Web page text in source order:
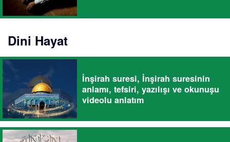
Dini Hayat
İnşirah suresi, İnşirah suresinin
anlamı, tefsiri, yazılışı ve okunuşu
videolu anlatım